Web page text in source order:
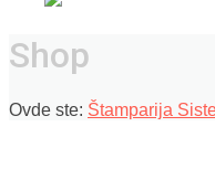
Shop
Ovde ste: Štamparija